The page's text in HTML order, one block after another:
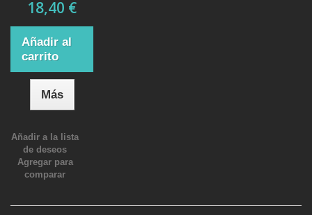
18,40 €
Añadir al
carrito
Más
Añadir a la lista
de deseos
Agregar para
comparar